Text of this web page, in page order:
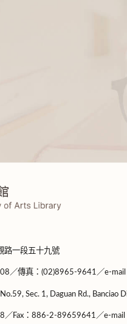
路一段五十九號
／傳真：(02)8965-9641／e-mail
Sec. 1, Daguan Rd., Banciao
Fax：886-2-89659641／e-mail